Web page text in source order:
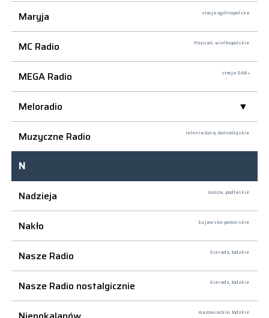
Maryja stacja ogólnopolska
MC Radio Poznań, wielkopolskie
MEGA Radio stacja DAB+
Meloradio
Muzyczne Radio
Jelenia Góra, dolnośląskie
N
Nadzieja
Łomża, podlaskie
Nakło kujawsko-pomorskie
Nasze Radio Sieradz, łódzkie
Nasze Radio nostalgicznie Sieradz, łódzkie
mazowieckie, łódzkie